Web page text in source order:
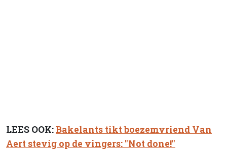
LEES OOK:Bakelants tikt boezemvriend Van
Aert stevig op de vingers: "Not done!"